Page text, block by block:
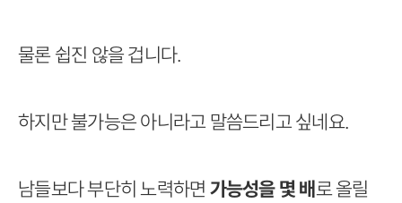
물론 쉽진 않을 겁니다.
하지만 불가능은 아니라고 말씀드리고 싶네요.
남들보다 부단히 노력하면 가능성을 몇 배​로 올릴